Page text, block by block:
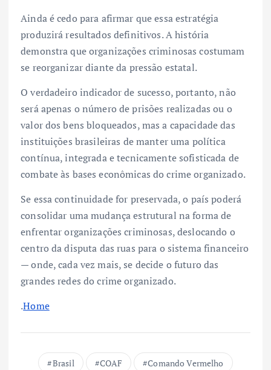
Ainda é cedo para afirmar que essa estratégia
produzirá resultados definitivos. A história
demonstra que organizações criminosas costumam
se reorganizar diante da pressão estatal.
O verdadeiro indicador de sucesso, portanto, não
será apenas o número de prisões realizadas ou o
valor dos bens bloqueados, mas a capacidade das
instituições brasileiras de manter uma política
contínua, integrada e tecnicamente sofisticada de
combate às bases econômicas do crime organizado.
Se essa continuidade for preservada, o país poderá
consolidar uma mudança estrutural na forma de
enfrentar organizações criminosas, deslocando o
centro da disputa das ruas para o sistema financeiro
— onde, cada vez mais, se decide o futuro das
grandes redes do crime organizado.
.Home
Brasil COAF
Comando Vermelho